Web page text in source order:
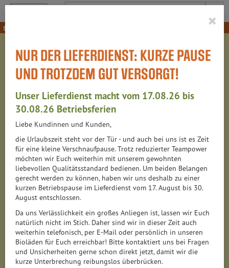
Produkt
×
NUR DER LIEFERDIENST: KURZE PAUSE
UND TROTZDEM GUT VERSORGT!
Unser Lieferdienst macht vom 17.08.26 bis
30.08.26 Betriebsferien
Liebe Kundinnen und Kunden,
die Urlaubszeit steht vor der Tür - und auch bei uns ist es Zeit
für eine kleine Verschnaufpause. Trotz reduzierter Teampower
möchten wir Euch weiterhin mit unserem gewohnten
liebevollen Qualitätsstandard bedienen. Um beiden Belangen
gerecht werden zu können, haben wir uns deshalb zu einer
kurzen Betriebspause im Lieferdienst vom 17. August bis 30.
August entschlossen.
Da uns Verlässlichkeit ein großes Anliegen ist, lassen wir Euch
natürlich nicht im Stich. Daher sind wir in dieser Zeit auch
weiterhin telefonisch, per E-Mail oder persönlich in unseren
Bioläden für Euch erreichbar! Bitte kontaktiert uns bei Fragen
und Unsicherheiten gerne schon direkt jetzt, damit wir die
kurze Unterbrechung reibungslos überbrücken.
SENF 20 VON 6313
12
Hersteller Ernährung Allergene